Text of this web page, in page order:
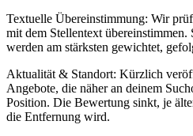
Textuelle Übereinstimmung: Wir
mit dem Stellentext
werden am stärksten gewichtet,
Aktualität & Standort: Kürzlich
Angebote, die näher an deinem
Position. Die Bewertung sinkt, je
die Entfernung wird.